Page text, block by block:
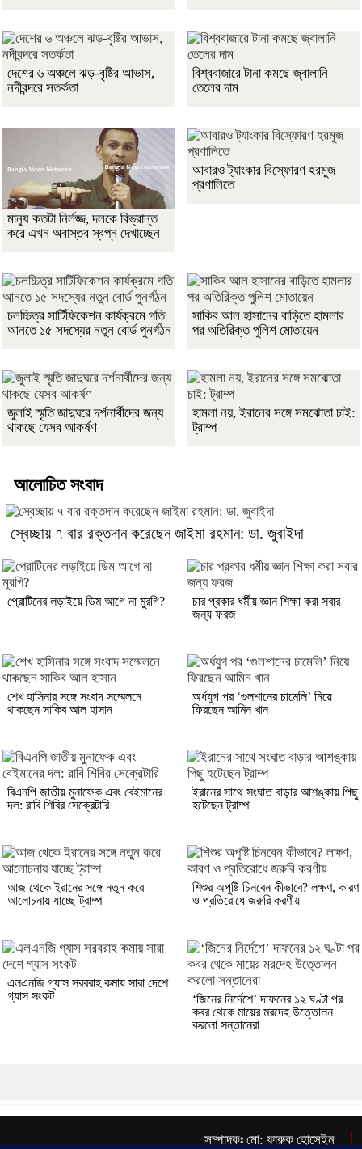
দেশের ৬ অঞ্চলে ঝড়-বৃষ্টির আভাস,
নদীবন্দরে সতর্কতা
বিশ্ববাজারে টানা কমছে জ্বালানি
তেলের দাম
মানুষ কতটা নির্লজ্জ, দলকে বিভ্রান্ত
করে এখন অবাস্তব স্বপ্ন দেখাচ্ছেন
আবারও ট্যাংকার বিস্ফোরণ হরমুজ
প্রণালিতে
চলচ্চিত্র সার্টিফিকেশন কার্যক্রমে গতি
আনতে ১৫ সদস্যের নতুন বোর্ড পুনর্গঠন
সাকিব আল হাসানের বাড়িতে হামলার
পর অতিরিক্ত পুলিশ মোতায়েন
জুলাই স্মৃতি জাদুঘরে দর্শনার্থীদের জন্য
থাকছে যেসব আকর্ষণ
হামলা নয়, ইরানের সঙ্গে সমঝোতা চাই:
ট্রাম্প
আলোচিত সংবাদ
স্বেচ্ছায় ৭ বার রক্তদান করেছেন জাইমা রহমান: ডা. জুবাইদা
প্রোটিনের লড়াইয়ে ডিম আগে না মুরগি?
চার প্রকার ধর্মীয় জ্ঞান শিক্ষা করা সবার
জন্য ফরজ
শেখ হাসিনার সঙ্গে সংবাদ সম্মেলনে
থাকছেন সাকিব আল হাসান
অর্ধযুগ পর ‘গুলশানের চামেলি’ নিয়ে
ফিরছেন আমিন খান
বিএনপি জাতীয় মুনাফেক এবং বেইমানের
দল: রাবি শিবির সেক্রেটারি
ইরানের সাথে সংঘাত বাড়ার আশঙ্কায় পিছু
হটেছেন ট্রাম্প
আজ থেকে ইরানের সঙ্গে নতুন করে
আলোচনায় যাচ্ছে ট্রাম্প
শিশুর অপুষ্টি চিনবেন কীভাবে? লক্ষণ, কারণ
ও প্রতিরোধে জরুরি করণীয়
এলএনজি গ্যাস সরবরাহ কমায় সারা দেশে
গ্যাস সংকট
‘জিনের নির্দেশে’ দাফনের ১২ ঘণ্টা পর
কবর থেকে মায়ের মরদেহ উত্তোলন
করলো সন্তানেরা
সম্পাদকঃ মো: ফারুক হোসেইন